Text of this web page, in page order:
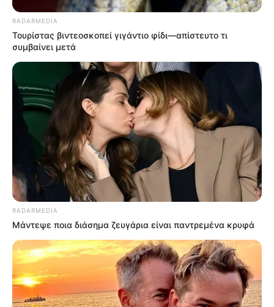
RADARMEDIA
Τουρίστας βιντεοσκοπεί γιγάντιο φίδι—απίστευτο τι
συμβαίνει μετά
RADARMEDIA
Μάντεψε ποια διάσημα ζευγάρια είναι παντρεμένα κρυφά